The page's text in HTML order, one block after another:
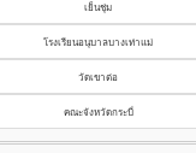
เย็นชุ่ม
โรงเรียนอนุบาลบางเท่าแม่
วัดเขาต่อ
คณะจังหวัดกระบี่